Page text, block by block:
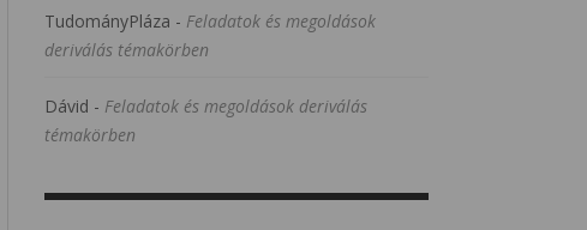
TudományPláza - Feladatok és megoldások
deriválás témakörben
Dávid - Feladatok és megoldások deriválás
témakörben